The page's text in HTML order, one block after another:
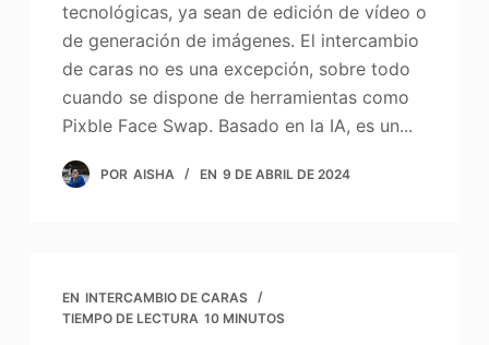
tecnológicas, ya sean de edición de vídeo o
de generación de imágenes. El intercambio
de caras no es una excepción, sobre todo
cuando se dispone de herramientas como
Pixble Face Swap. Basado en la IA, es un...
POR AISHA EN 9 DE ABRIL DE 2024
EN INTERCAMBIO DE CARAS
TIEMPO DE LECTURA 10 MINUTOS